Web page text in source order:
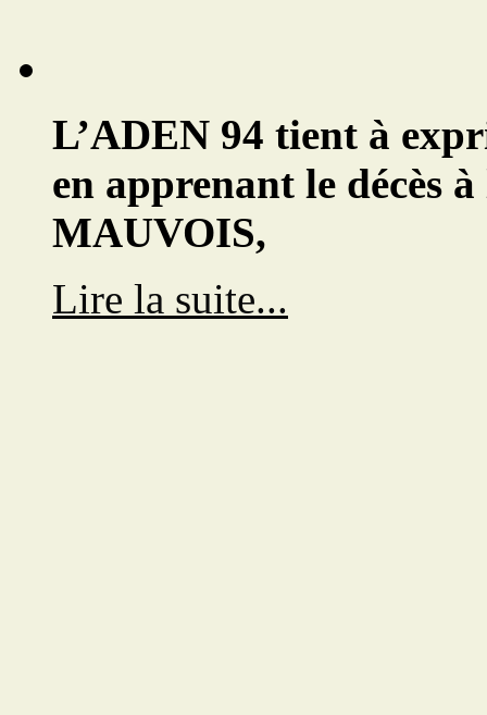
L’ADEN 94 tient à
en apprenant le décès à
MAUVOIS,
Lire la suite...